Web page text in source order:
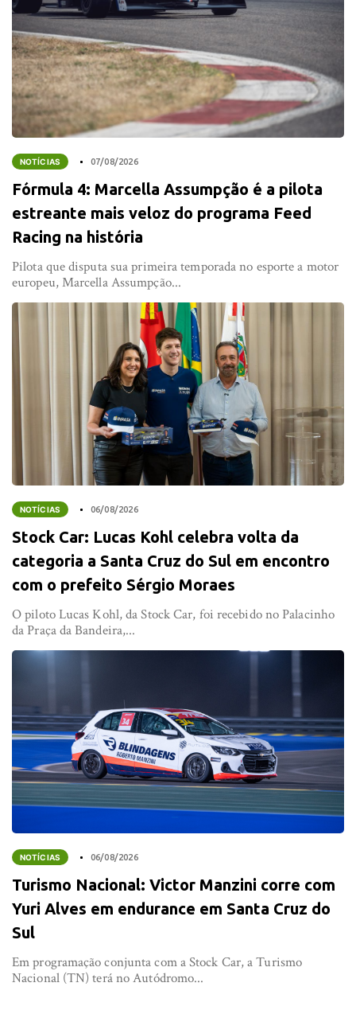
NOTÍCIAS 07/08/2026
Fórmula 4: Marcella Assumpção é a pilota
estreante mais veloz do programa Feed
Racing na história
Pilota que disputa sua primeira temporada no esporte a motor
europeu, Marcella Assumpção...
NOTÍCIAS 06/08/2026
Stock Car: Lucas Kohl celebra volta da
categoria a Santa Cruz do Sul em encontro
com o prefeito Sérgio Moraes
O piloto Lucas Kohl, da Stock Car, foi recebido no Palacinho
da Praça da Bandeira,...
NOTÍCIAS 06/08/2026
Turismo Nacional: Victor Manzini corre com
Yuri Alves em endurance em Santa Cruz do
Sul
Em programação conjunta com a Stock Car, a Turismo
Nacional (TN) terá no Autódromo...